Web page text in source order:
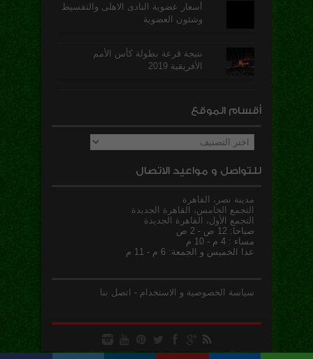
أسعار عضوية النادى الاهلى والتقسيط
وشئون العضوية
نتيجة قرعة بطولة كأس الأمم
الأفريقية 2019
أقسام الموقع
أقسام
الموقع
للتواصل و مواعيد الاتصال
مدينة نصر، القاهرة
التجمع الخامس، القاهرة الجديدة
التجمع الأول، القاهرة الجديدة
صباحا: 12 ص - 2 ص
مساء : 4 م - 10 م
عدا الخميس و الجمعة: 6 م - 11 م
سياسة الخصوصية و الاستخدام - اتصل بنا